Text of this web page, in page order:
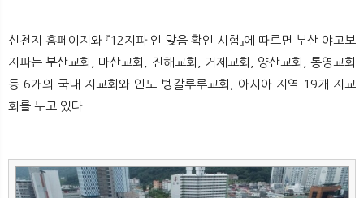
신천지 홈페이지와 『12지파 인 맞음 확인 시험』에 따르면 부산 야고보
지파는 부산교회, 마산교회, 진해교회, 거제교회, 양산교회, 통영교회
등 6개의 국내 지교회와 인도 벵갈루루교회, 아시아 지역 19개 지교
회를 두고 있다.